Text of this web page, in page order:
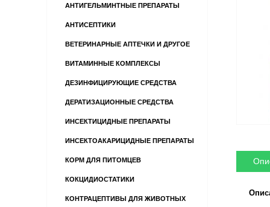
АНТИГЕЛЬМИНТНЫЕ ПРЕПАРАТЫ
АНТИСЕПТИКИ
ВЕТЕРИНАРНЫЕ АПТЕЧКИ И ДРУГОЕ
ВИТАМИННЫЕ КОМПЛЕКСЫ
ДЕЗИНФИЦИРУЮЩИЕ СРЕДСТВА
ДЕРАТИЗАЦИОННЫЕ СРЕДСТВА
ИНСЕКТИЦИДНЫЕ ПРЕПАРАТЫ
ИНСЕКТОАКАРИЦИДНЫЕ ПРЕПАРАТЫ
КОРМ ДЛЯ ПИТОМЦЕВ
КОКЦИДИОСТАТИКИ
КОНТРАЦЕПТИВЫ ДЛЯ ЖИВОТНЫХ